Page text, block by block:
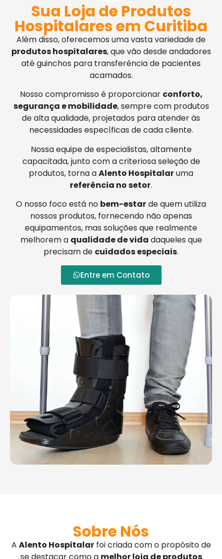
Sua Loja de Produtos
Hospitalares em Curitiba
Além disso, oferecemos uma vasta variedade de
produtos hospitalares, que vão desde andadores
até guinchos para transferência de pacientes
acamados.
Nosso compromisso é proporcionar conforto,
segurança e mobilidade, sempre com produtos
de alta qualidade, projetados para atender às
necessidades específicas de cada cliente.
Nossa equipe de especialistas, altamente
capacitada, junto com a criteriosa seleção de
produtos, torna aAlento Hospitalaruma
referência no setor.
O nosso foco está no bem-estarde quem utiliza
nossos produtos, fornecendo não apenas
equipamentos, mas soluções que realmente
melhorem a qualidade de vida daqueles que
precisam de cuidados especiais.
Entre em Contato
Sobre Nós
A Alento Hospitalarfoi criada com o propósito de